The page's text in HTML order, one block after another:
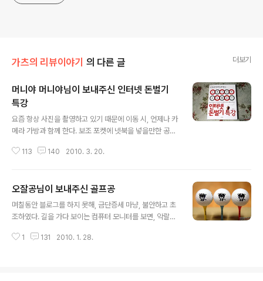
가츠의 리뷰이야기 의 다른 글 더보기
머니야 머니야님이 보내주신 인터넷 돈벌기
특강
요즘 항상 사진을 촬영하고 있기 때문에 이동 시, 언제나 카
메라 가방과 함께 한다. 보조 포켓에 넷북을 넣을만한 공간
겠다. 게다가 한국은 IT강국이다. 언제 어디서나 손 쉽게 인
자도 아니잖아!" "드디어 다 읽었어!" 지난달, 이웃블로거이
신 머니야 머니야님께서 저서를 출간하셨다. 평소 머니야
님은 자신의 블로그에 인터넷을 활용한 수익창출에 관한
는 분야에 선두주자이시다. 사실, 개인이 블로그를 통하여
113 140 2010. 3. 20.
오잘공님이 보내주신 골프공
며칠동안 블로그를 하지 못해, 금단증세 마냥, 불안하고 초
조하였다. 길을 가다 보이는 컴퓨터 모니터를 보면, 악랄가
각이 들 지경이었다. 그리고 지난 밤, 무사히 집으로 돌아왔
1 131 2010. 1. 28.